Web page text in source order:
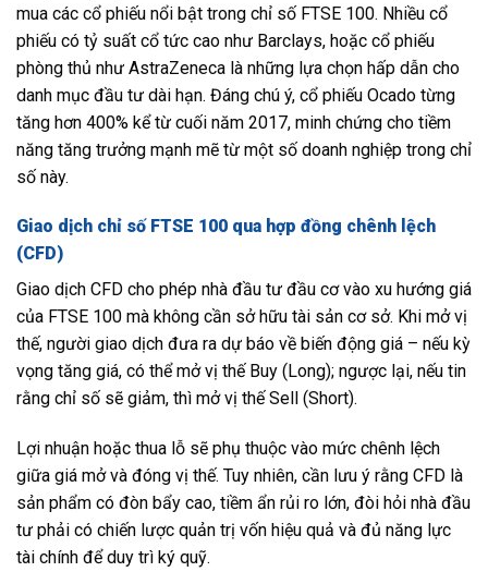
mua các cổ phiếu nổi bật trong chỉ số FTSE 100. Nhiều cổ
phiếu có tỷ suất cổ tức cao như Barclays, hoặc cổ phiếu
phòng thủ như AstraZeneca là những lựa chọn hấp dẫn cho
danh mục đầu tư dài hạn. Đáng chú ý, cổ phiếu Ocado từng
tăng hơn 400% kể từ cuối năm 2017, minh chứng cho tiềm
năng tăng trưởng mạnh mẽ từ một số doanh nghiệp trong chỉ
số này.
Giao dịch chỉ số FTSE 100 qua hợp đồng chênh lệch
(CFD)
Giao dịch CFD cho phép nhà đầu tư đầu cơ vào xu hướng giá
của FTSE 100 mà không cần sở hữu tài sản cơ sở. Khi mở vị
thế, người giao dịch đưa ra dự báo về biến động giá – nếu kỳ
vọng tăng giá, có thể mở vị thế Buy (Long); ngược lại, nếu tin
rằng chỉ số sẽ giảm, thì mở vị thế Sell (Short).
Lợi nhuận hoặc thua lỗ sẽ phụ thuộc vào mức chênh lệch
giữa giá mở và đóng vị thế. Tuy nhiên, cần lưu ý rằng CFD là
sản phẩm có đòn bẩy cao, tiềm ẩn rủi ro lớn, đòi hỏi nhà đầu
tư phải có chiến lược quản trị vốn hiệu quả và đủ năng lực
tài chính để duy trì ký quỹ.